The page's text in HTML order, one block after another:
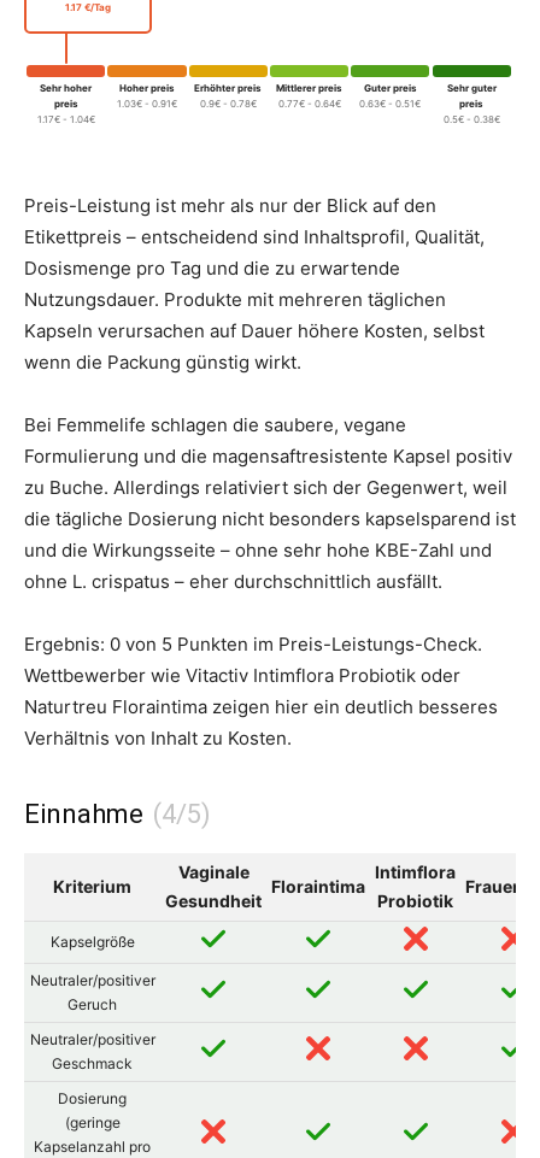
1.17 €/Tag
Sehr hoher
preis
1.17€ - 1.04€
Hoher preis
1.03€ - 0.91€
Erhöhter preis
0.9€ - 0.78€
Mittlerer preis
0.77€ - 0.64€
Guter preis
0.63€ - 0.51€
Sehr guter
preis
0.5€ - 0.38€
Preis-Leistung ist mehr als nur der Blick auf den
Etikettpreis – entscheidend sind Inhaltsprofil, Qualität,
Dosismenge pro Tag und die zu erwartende
Nutzungsdauer. Produkte mit mehreren täglichen
Kapseln verursachen auf Dauer höhere Kosten, selbst
wenn die Packung günstig wirkt.
Bei Femmelife schlagen die saubere, vegane
Formulierung und die magensaftresistente Kapsel positiv
zu Buche. Allerdings relativiert sich der Gegenwert, weil
die tägliche Dosierung nicht besonders kapselsparend ist
und die Wirkungsseite – ohne sehr hohe KBE-Zahl und
ohne L. crispatus – eher durchschnittlich ausfällt.
Ergebnis: 0 von 5 Punkten im Preis-Leistungs-Check.
Wettbewerber wie Vitactiv Intimflora Probiotik oder
Naturtreu Floraintima zeigen hier ein deutlich besseres
Verhältnis von Inhalt zu Kosten.
Einnahme
Kriterium
Vaginale
Gesundheit
Floraintima
Intimflora
Probiotik
Kapselgröße
Neutraler/positiver
Geruch
Neutraler/positiver
Geschmack
Dosierung
(geringe
Kapselanzahl pro